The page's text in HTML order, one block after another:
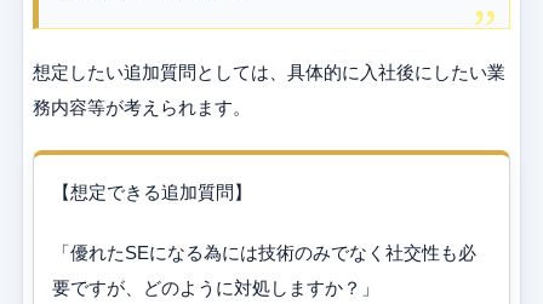
想定したい追加質問としては、具体的に入社後にしたい業
務内容等が考えられます。
【想定できる追加質問】
「優れたSEになる為には技術のみでなく社交性も必
要ですが、どのように対処しますか？」